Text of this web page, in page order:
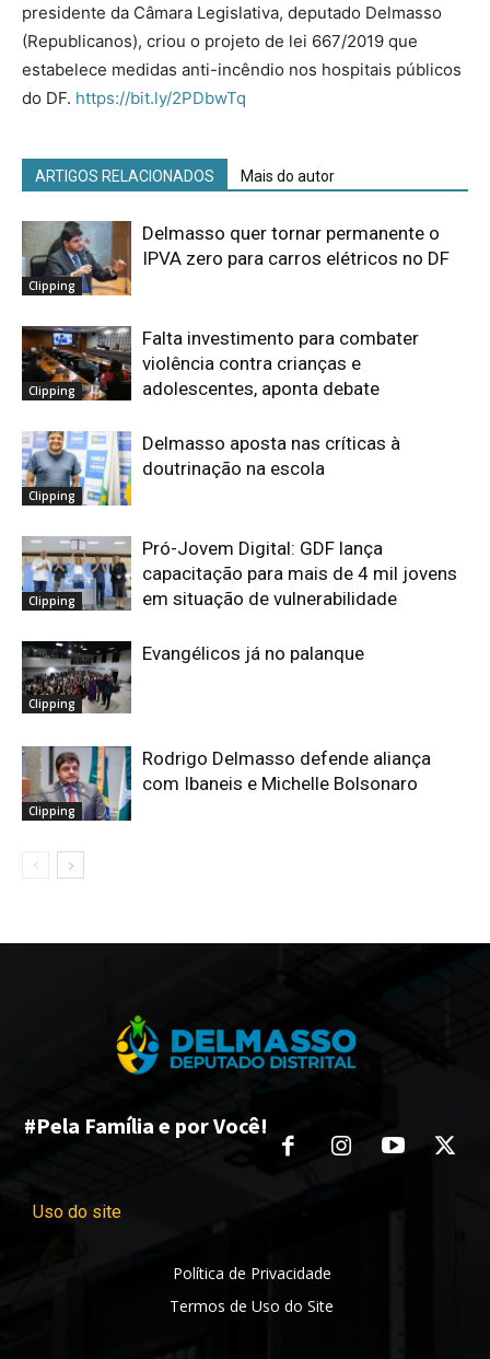
presidente da Câmara Legislativa, deputado Delmasso
(Republicanos), criou o projeto de lei 667/2019 que
estabelece medidas anti-incêndio nos hospitais públicos
do DF. https://bit.ly/2PDbwTq
ARTIGOS RELACIONADOS Mais do autor
Clipping
Delmasso quer tornar permanente o
IPVA zero para carros elétricos no DF
Clipping
Falta investimento para combater
violência contra crianças e
adolescentes, aponta debate
Clipping
Delmasso aposta nas críticas à
doutrinação na escola
Clipping
Pró-Jovem Digital: GDF lança
capacitação para mais de 4 mil jovens
em situação de vulnerabilidade
Clipping
Evangélicos já no palanque
Clipping
Rodrigo Delmasso defende aliança
com Ibaneis e Michelle Bolsonaro
#Pela Família e por Você!
Uso do site
Política de Privacidade
Termos de Uso do Site